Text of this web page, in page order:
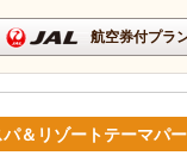
航空券付プラ
＆リゾートテーマパ